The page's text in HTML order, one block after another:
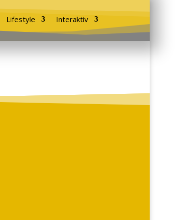
Lifestyle
Interaktiv